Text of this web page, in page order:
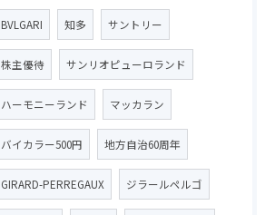
BVLGARI 知多 サントリー
株主優待 サンリオピューロランド
ハーモニーランド マッカラン
バイカラー500円 地方自治60周年
GIRARD-PERREGAUX ジラールペルゴ